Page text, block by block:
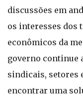
discussões em
os interesses dos
econômicos da
governo continue
sindicais, setores
encontrar uma